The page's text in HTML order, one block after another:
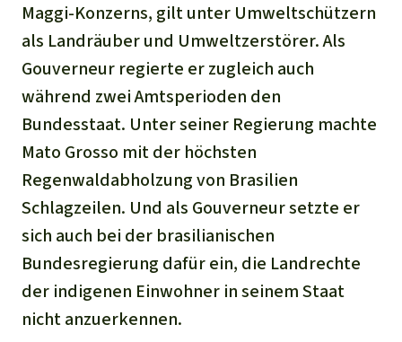
Maggi-Konzerns, gilt unter Umweltschützern
als Landräuber und Umweltzerstörer. Als
Gouverneur regierte er zugleich auch
während zwei Amtsperioden den
Bundesstaat. Unter seiner Regierung machte
Mato Grosso mit der höchsten
Regenwaldabholzung von Brasilien
Schlagzeilen. Und als Gouverneur setzte er
sich auch bei der brasilianischen
Bundesregierung dafür ein, die Landrechte
der indigenen Einwohner in seinem Staat
nicht anzuerkennen.